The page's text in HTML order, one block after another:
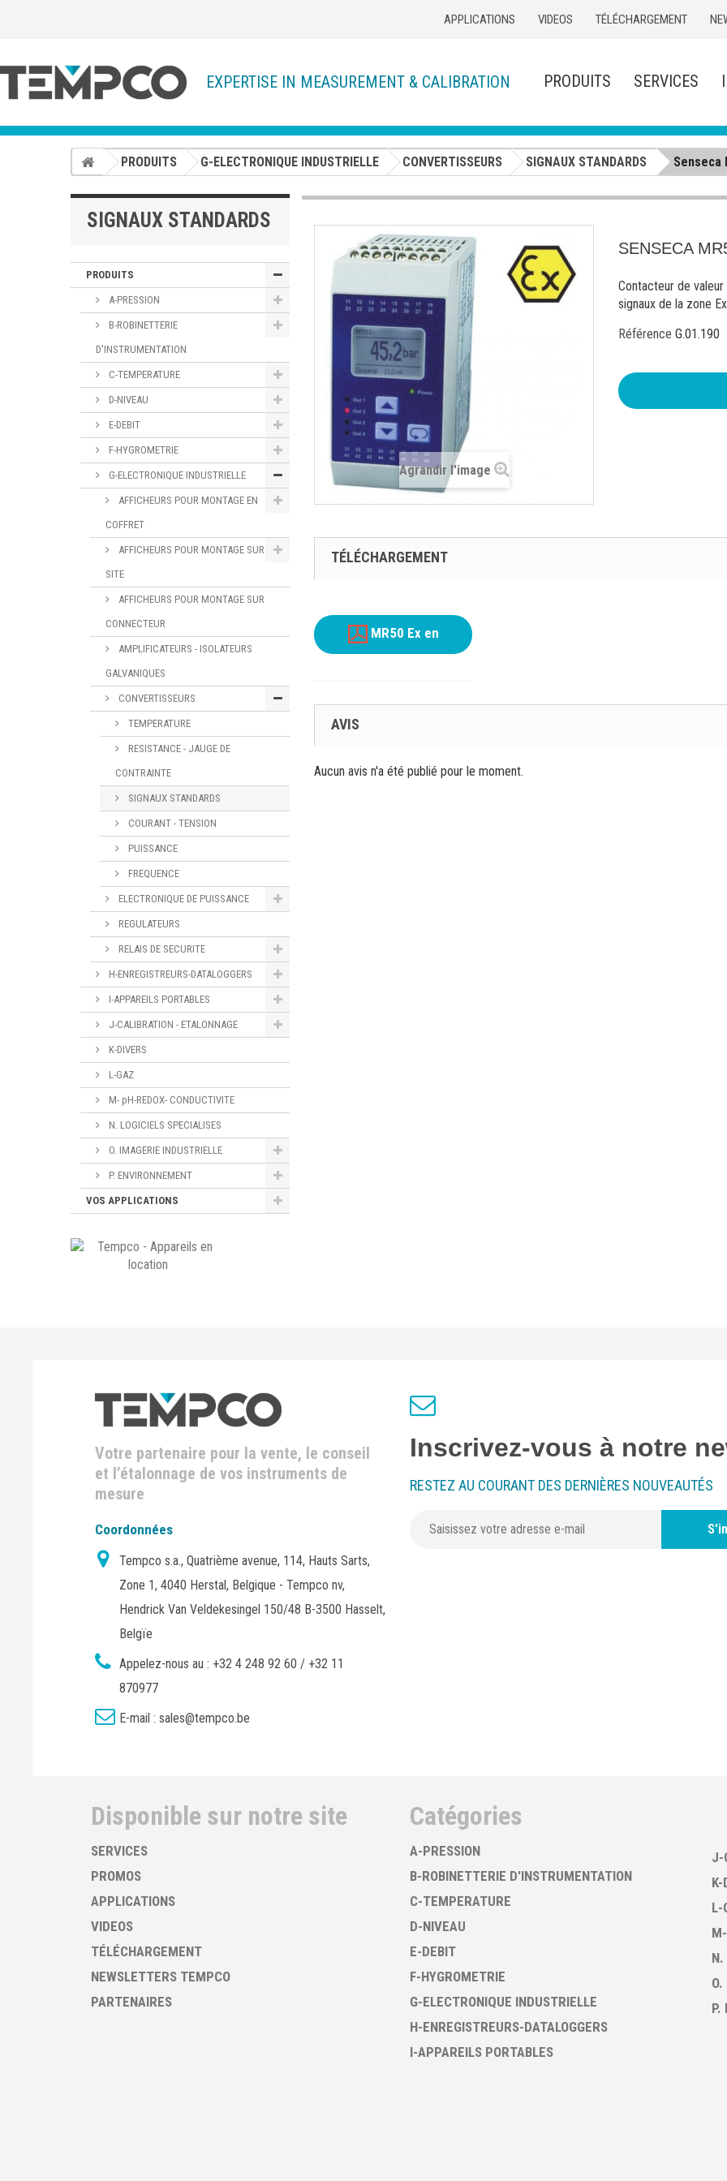
APPLICATIONS VIDEOS TÉLÉCHARGEMENT
EXPERTISE IN MEASUREMENT & CALIBRATION PRODUITS SERVICES
PRODUITS G-ELECTRONIQUE INDUSTRIELLE CONVERTISSEURS SIGNAUX STANDARDS Senseca
SIGNAUX STANDARDS
PRODUITS
A-PRESSION
B-ROBINETTERIE
D'INSTRUMENTATION
C-TEMPERATURE
D-NIVEAU
E-DEBIT
F-HYGROMETRIE
G-ELECTRONIQUE INDUSTRIELLE
AFFICHEURS POUR MONTAGE EN
COFFRET
AFFICHEURS POUR MONTAGE SUR
SITE
AFFICHEURS POUR MONTAGE SUR
CONNECTEUR
AMPLIFICATEURS - ISOLATEURS
GALVANIQUES
CONVERTISSEURS
TEMPERATURE
RESISTANCE - JAUGE DE
CONTRAINTE
SIGNAUX STANDARDS
COURANT - TENSION
PUISSANCE
FREQUENCE
ELECTRONIQUE DE PUISSANCE
REGULATEURS
RELAIS DE SECURITE
H-ENREGISTREURS-DATALOGGERS
I-APPAREILS PORTABLES
J-CALIBRATION - ETALONNAGE
K-DIVERS
L-GAZ
M- pH-REDOX- CONDUCTIVITE
N. LOGICIELS SPECIALISES
O. IMAGERIE INDUSTRIELLE
P. ENVIRONNEMENT
VOS APPLICATIONS
Agrandir l'image
SENSECA
Contacteur de
signaux de la zone
Référence G.01.190
TÉLÉCHARGEMENT
MR50 Ex en
AVIS
Aucun avis n'a été publié pour le moment.
Inscrivez-vous à notre
RESTEZ AU COURANT DES DERNIÈRES NOUVEAUTÉS
Catégories
A-PRESSION
B-ROBINETTERIE D'INSTRUMENTATION
C-TEMPERATURE
D-NIVEAU
E-DEBIT
F-HYGROMETRIE
G-ELECTRONIQUE INDUSTRIELLE
H-ENREGISTREURS-DATALOGGERS
I-APPAREILS PORTABLES
J-
K-
L-
N.
P.
Votre partenaire pour la vente, le conseil
et l’étalonnage de vos instruments de
mesure
Coordonnées
Tempco s.a., Quatrième avenue, 114, Hauts Sarts,
Zone 1, 4040 Herstal, Belgique - Tempco nv,
Hendrick Van Veldekesingel 150/48 B-3500 Hasselt,
Belgïe
Appelez-nous au : +32 4 248 92 60 / +32 11
870977
E-mail : sales@tempco.be
Disponible sur notre site
SERVICES
PROMOS
APPLICATIONS
VIDEOS
TÉLÉCHARGEMENT
NEWSLETTERS TEMPCO
PARTENAIRES